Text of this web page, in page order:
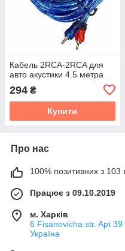
Кабель 2RCA-2RCA для
авто акустики 4.5 метра
294 ₴
Купити
Про нас
100% позитивних з 103
Працює з 09.10.2019
м. Харків
6 Fisanovicha str. Apt 39
Україна